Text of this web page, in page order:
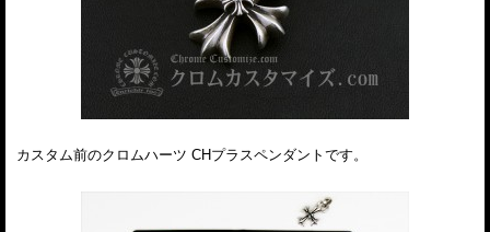
カスタム前のクロムハーツ CHプラスペンダントです。